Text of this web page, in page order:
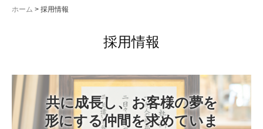
募集要項（経理・事務）
ホーム 採用情報
採用情報
共に成長し、お客様の夢を
形にする仲間を求めていま